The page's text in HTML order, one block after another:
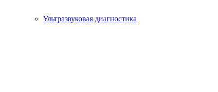
Ультразвуковая диагностика